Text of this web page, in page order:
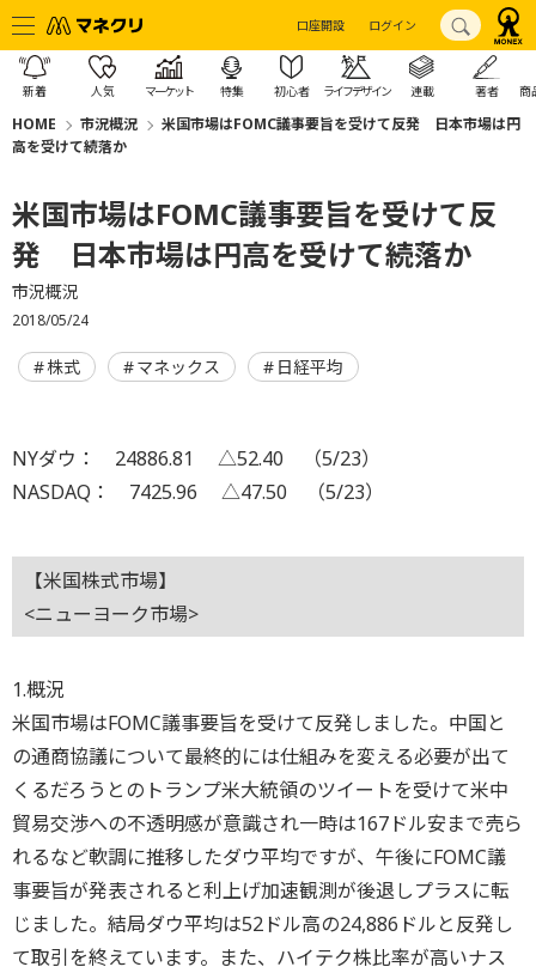
口座開設 ログイン
新着 人気 マーケット 特集 初心者 ライフデザイン 連載 著者 商
HOME 市況概況
米国市場はFOMC議事要旨を受けて反発 日本市場は円
高を受けて続落か
米国市場はFOMC議事要旨を受けて反
発 日本市場は円高を受けて続落か
市況概況
2018/05/24
株式 マネックス 日経平均
NYダウ： 24886.81 △52.40 （5/23）
NASDAQ： 7425.96 △47.50 （5/23）
【米国株式市場】
<ニューヨーク市場>
1.概況
米国市場はFOMC議事要旨を受けて反発しました。中国と
の通商協議について最終的には仕組みを変える必要が出て
くるだろうとのトランプ米大統領のツイートを受けて米中
貿易交渉への不透明感が意識され一時は167ドル安まで売ら
れるなど軟調に推移したダウ平均ですが、午後にFOMC議
事要旨が発表されると利上げ加速観測が後退しプラスに転
じました。結局ダウ平均は52ドル高の24,886ドルと反発し
て取引を終えています。また、ハイテク株比率が高いナス